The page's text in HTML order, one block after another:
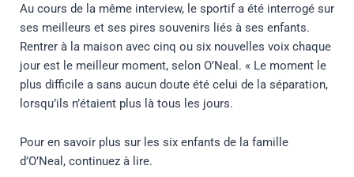
Au cours de la même interview, le sportif a été interrogé sur
ses meilleurs et ses pires souvenirs liés à ses enfants.
Rentrer à la maison avec cinq ou six nouvelles voix chaque
jour est le meilleur moment, selon O’Neal. « Le moment le
plus difficile a sans aucun doute été celui de la séparation,
lorsqu’ils n’étaient plus là tous les jours.
Pour en savoir plus sur les six enfants de la famille
d’O’Neal, continuez à lire.